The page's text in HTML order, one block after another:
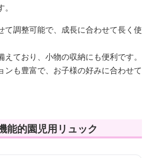
て調整可能で、成長に合わせて長く使
ており、小物の収納にも便利です。
ンも豊富で、お子様の好みに合わせて
能的園児用リュック